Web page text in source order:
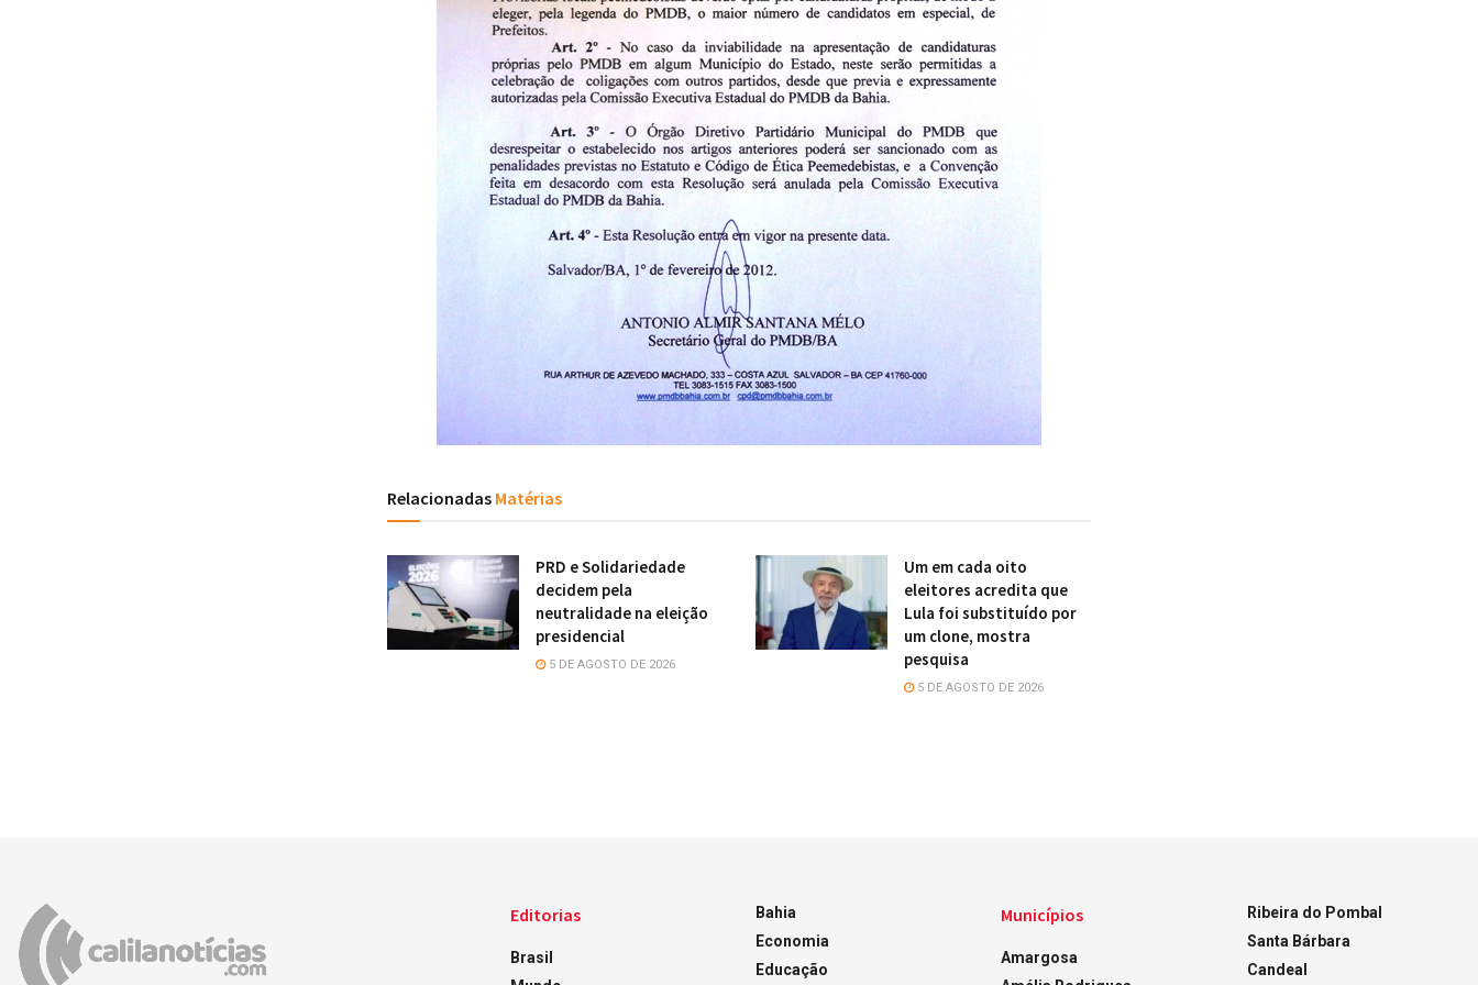
Relacionadas Matérias
PRD e Solidariedade
decidem pela
neutralidade na eleição
presidencial
5 DE AGOSTO DE 2026
Um em cada oito
eleitores acredita que
Lula foi substituído por
um clone, mostra
pesquisa
5 DE AGOSTO DE 2026
Editorias
Brasil
Bahia
Economia
Educação
Municípios
Amargosa
Ribeira do Pombal
Santa Bárbara
Candeal